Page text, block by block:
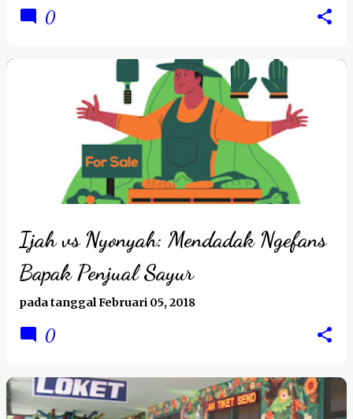
0
Ijah vs Nyonyah: Mendadak Ngefans
Bapak Penjual Sayur
pada tanggalFebruari 05, 2018
0